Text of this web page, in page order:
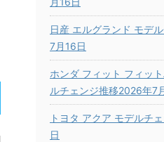
日産 エルグランド モデ
7月16日
ホンダ フィット フィッ
ルチェンジ推移2026年7
トヨタ アクア モデルチ
日